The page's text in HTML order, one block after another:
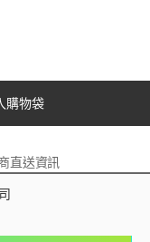
購物袋
直送資訊